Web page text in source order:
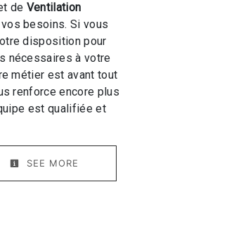
de Ventilation
besoins. Si vous
disposition pour
nécessaires à votre
métier est avant tout
renforce encore plus
est qualifiée et
SEE MORE